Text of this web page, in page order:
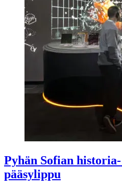
Pyhän Sofian
pääsylippu